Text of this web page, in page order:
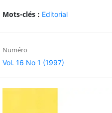
Mots-clés : Editorial
Numéro
Vol. 16 No 1 (1997)